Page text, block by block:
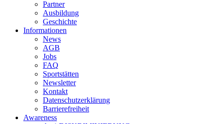
Partner
Ausbildung
Geschichte
Informationen
News
AGB
Jobs
FAQ
Sportstätten
Newsletter
Kontakt
Datenschutzerklärung
Barrierefreiheit
Awareness